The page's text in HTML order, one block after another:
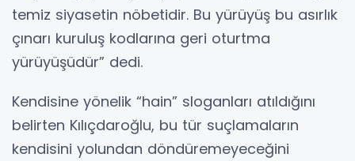
temiz siyasetin nöbetidir. Bu yürüyüş bu asırlık
çınarı kuruluş kodlarına geri oturtma
yürüyüşüdür” dedi.
Kendisine yönelik “hain” sloganları atıldığını
belirten Kılıçdaroğlu, bu tür suçlamaların
kendisini yolundan döndüremeyeceğini